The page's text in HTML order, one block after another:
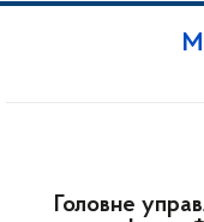
Головне